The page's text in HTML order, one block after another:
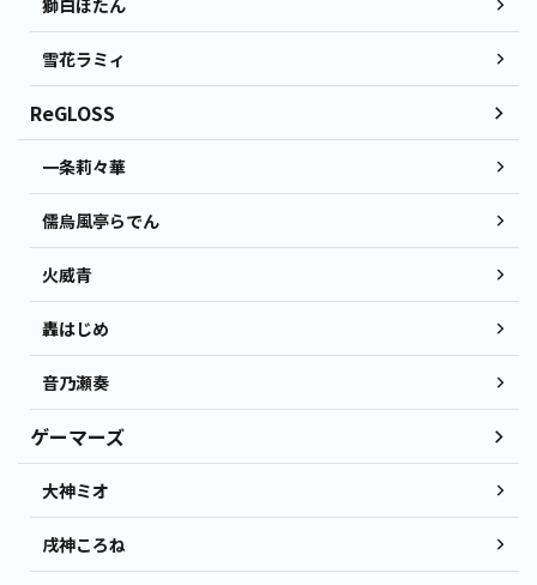
獅白ぼたん
雪花ラミィ
ReGLOSS
一条莉々華
儒烏風亭らでん
火威青
轟はじめ
音乃瀬奏
ゲーマーズ
大神ミオ
戌神ころね